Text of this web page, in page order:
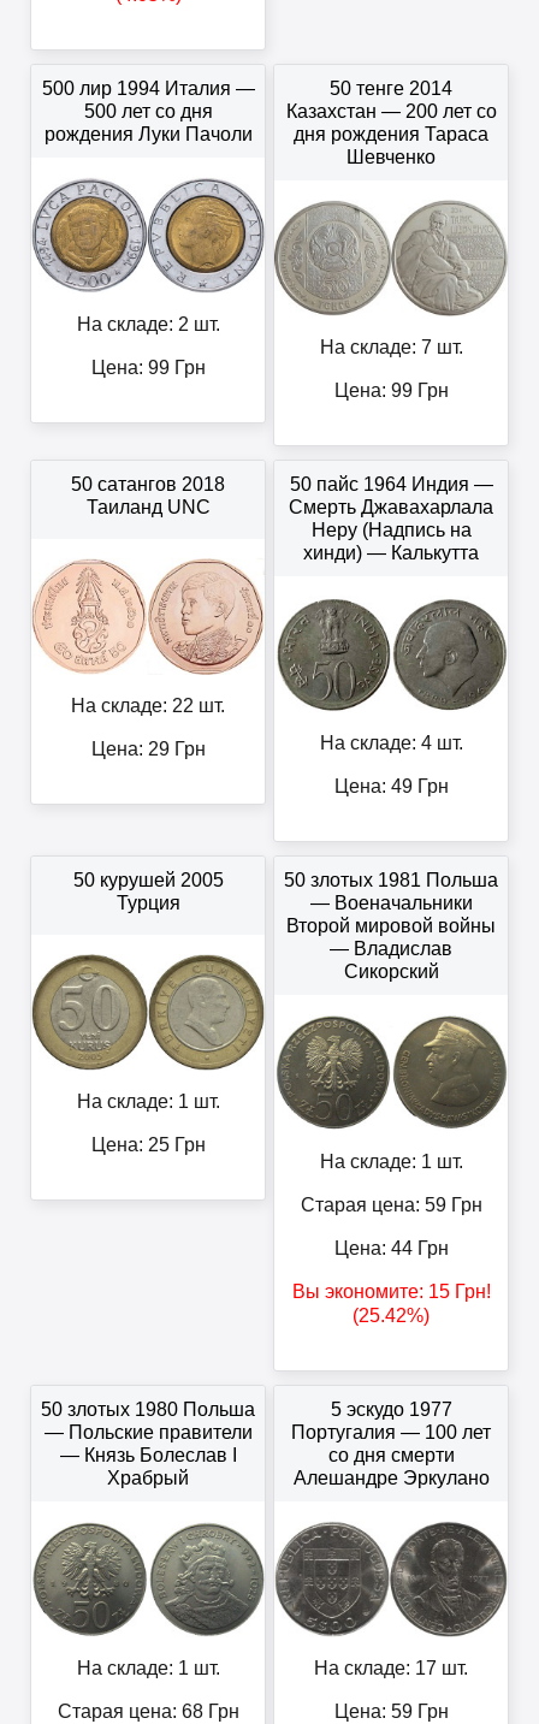
500 лир 1994 Италия —
500 лет со дня
рождения Луки Пачоли
На складе: 2 шт.
Цена: 99Грн
50 тенге 2014
Казахстан — 200 лет со
дня рождения Тараса
Шевченко
На складе: 7 шт.
Цена: 99Грн
50 сатангов 2018
Таиланд UNC
На складе: 22 шт.
Цена: 29Грн
50 пайс 1964 Индия —
Смерть Джавахарлала
Неру (Надпись на
хинди) — Калькутта
На складе: 4 шт.
Цена: 49Грн
50 курушей 2005
Турция
На складе: 1 шт.
Цена: 25Грн
50 злотых 1981 Польша
— Военачальники
Второй мировой войны
— Владислав
Сикорский
На складе: 1 шт.
Старая цена: 59Грн
Цена: 44Грн
Вы экономите: 15Грн!
(25.42%)
50 злотых 1980 Польша
— Польские правители
— Князь Болеслав I
Храбрый
На складе: 1 шт.
Старая цена: 68Грн
5 эскудо 1977
Португалия — 100 лет
со дня смерти
Алешандре Эркулано
На складе: 17 шт.
Цена: 59Грн